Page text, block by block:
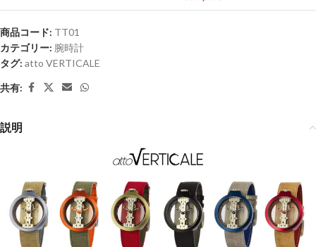
商品コード: TT01
カテゴリー: 腕時計
タグ: atto VERTICALE
共有:
説明